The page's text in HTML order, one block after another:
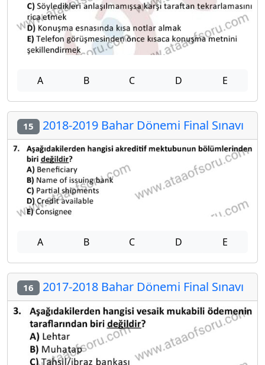
A B C D E
15 2018-2019 Bahar Dönemi Final Sınavı
A B C D E
16 2017-2018 Bahar Dönemi Final Sınavı